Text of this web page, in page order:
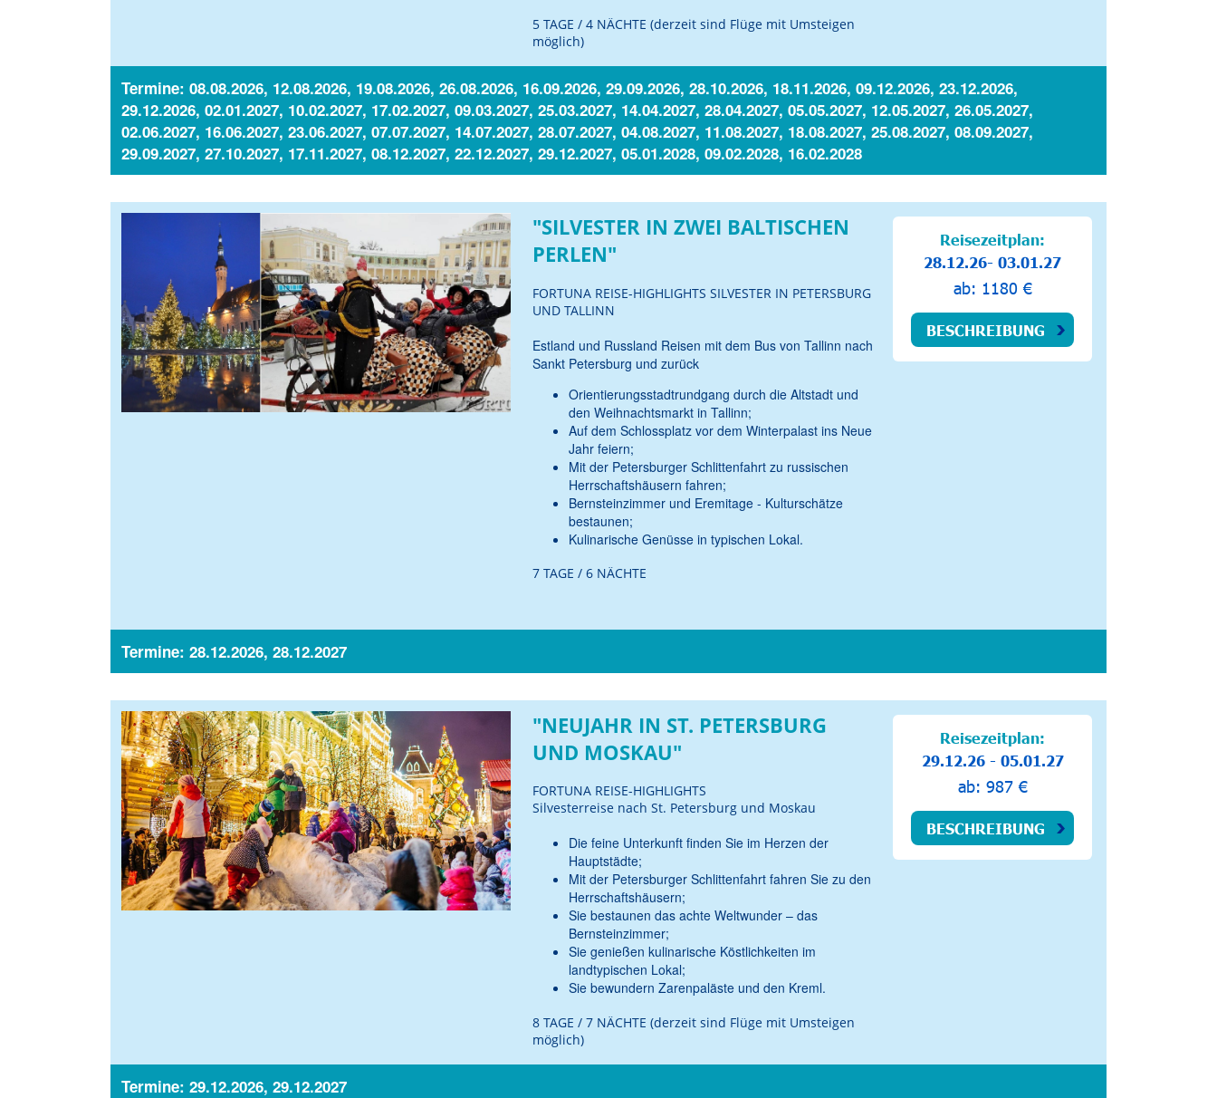
5 TAGE / 4 NÄCHTE (derzeit sind Flüge mit Umsteigen
möglich)
Termine: 08.08.2026, 12.08.2026, 19.08.2026, 26.08.2026, 16.09.2026, 29.09.2026, 28.10.2026, 18.11.2026, 09.12.2026, 23.12.2026,
29.12.2026, 02.01.2027, 10.02.2027, 17.02.2027, 09.03.2027, 25.03.2027, 14.04.2027, 28.04.2027, 05.05.2027, 12.05.2027, 26.05.2027,
02.06.2027, 16.06.2027, 23.06.2027, 07.07.2027, 14.07.2027, 28.07.2027, 04.08.2027, 11.08.2027, 18.08.2027, 25.08.2027, 08.09.2027,
29.09.2027, 27.10.2027, 17.11.2027, 08.12.2027, 22.12.2027, 29.12.2027, 05.01.2028, 09.02.2028, 16.02.2028
"SILVESTER IN ZWEI BALTISCHEN
PERLEN"
FORTUNA REISE-HIGHLIGHTS SILVESTER IN PETERSBURG
UND TALLINN
Estland und Russland Reisen mit dem Bus von Tallinn nach
Sankt Petersburg und zurück
Orientierungsstadtrundgang durch die Altstadt und
den Weihnachtsmarkt in Tallinn;
Auf dem Schlossplatz vor dem Winterpalast ins Neue
Jahr feiern;
Mit der Petersburger Schlittenfahrt zu russischen
Herrschaftshäusern fahren;
Bernsteinzimmer und Eremitage - Kulturschätze
bestaunen;
Kulinarische Genüsse in typischen Lokal.
7 TAGE / 6 NÄCHTE
Reisezeitplan:
28.12.26- 03.01.27
ab: 1180 €
BESCHREIBUNG
Termine: 28.12.2026, 28.12.2027
"NEUJAHR IN ST. PETERSBURG
UND MOSKAU"
FORTUNA REISE-HIGHLIGHTS
Silvesterreise nach St. Petersburg und Moskau
Die feine Unterkunft finden Sie im Herzen der
Hauptstädte;
Mit der Petersburger Schlittenfahrt fahren Sie zu den
Herrschaftshäusern;
Sie bestaunen das achte Weltwunder – das
Bernsteinzimmer;
Sie genießen kulinarische Köstlichkeiten im
landtypischen Lokal;
Sie bewundern Zarenpaläste und den Kreml.
8 TAGE / 7 NÄCHTE (derzeit sind Flüge mit Umsteigen
möglich)
Reisezeitplan:
29.12.26 - 05.01.27
ab: 987 €
BESCHREIBUNG
Termine: 29.12.2026, 29.12.2027